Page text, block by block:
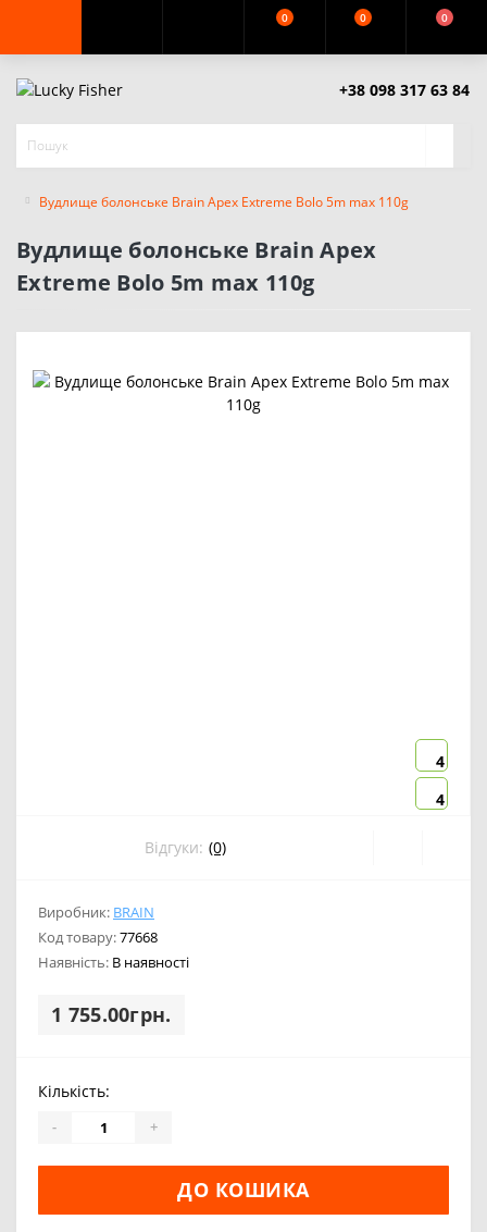
0 0 0
+38 098 317 63 84
Вудлище болонське Brain Apex Extreme Bolo 5m max 110g
Вудлище болонське Brain Apex
Extreme Bolo 5m max 110g
4
4
Відгуки: (0)
Виробник: BRAIN
Код товару:77668
Наявність: В наявності
1 755.00грн.
Кількість:
- +
ДО КОШИКА